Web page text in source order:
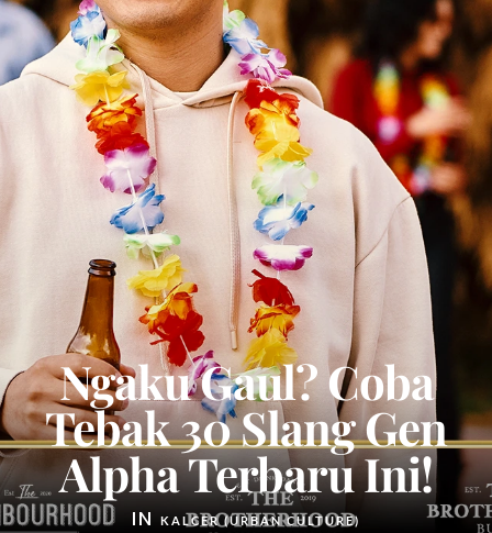
Ngaku Gaul? Coba
Tebak 30 Slang Gen
Alpha Terbaru Ini!
IN KALCER (URBAN CULTURE)